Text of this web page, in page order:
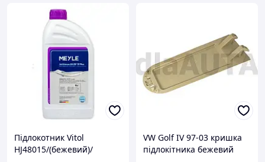
Підлокотник Vitol
HJ48015/(бежевий)/
VW Golf IV 97-03 кришка
підлокітника бежевий